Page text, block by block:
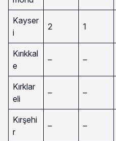
Kayser
i
2 1
Kırıkkal
e
– –
Kırklar
eli
– –
Kırşehi
r
– –